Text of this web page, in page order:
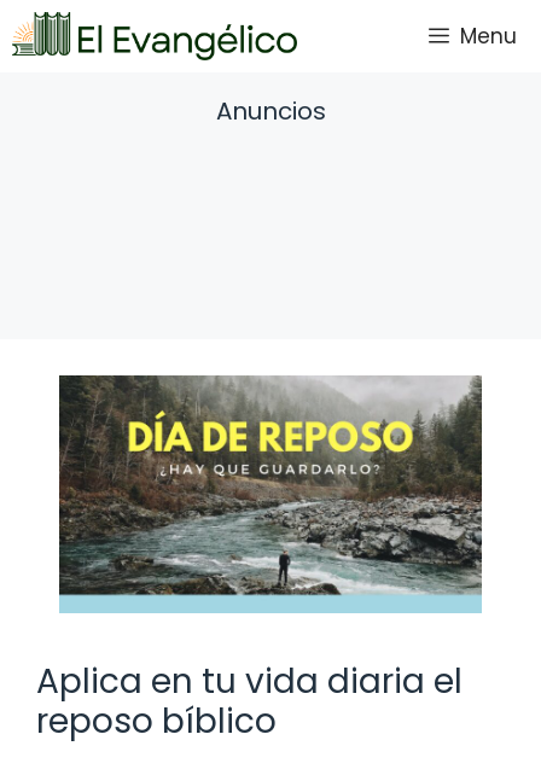
Saltar
al
Menu
Anuncios
Aplica en tu vida diaria el
reposo bíblico